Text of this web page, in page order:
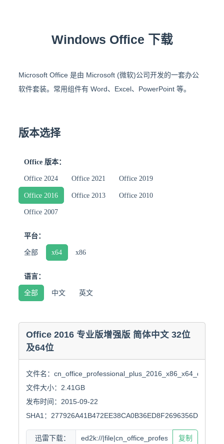
Windows Office 下载
Microsoft Office 是由 Microsoft (微软)公司开发的一套办公
软件套装。常用组件有 Word、Excel、PowerPoint 等。
版本选择
Office 版本：
Office 2024 Office 2021 Office 2019
Office 2016 Office 2013 Office 2010
Office 2007
平台：
全部 x64 x86
语言：
全部 中文 英文
Office 2016 专业版增强版 简体中文 32位
及64位
文件名：
文件大小：2.41GB
发布时间：2015-09-22
SHA1：277926A41B472EE38CA0B36ED8F2696356DCC98F
迅雷下载： 复制